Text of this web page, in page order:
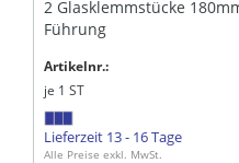
2 Glasklemmstücke
Führung
Artikelnr.:
je 1 ST
Lieferzeit 13 - 16 Tage
Alle Preise exkl. MwSt.